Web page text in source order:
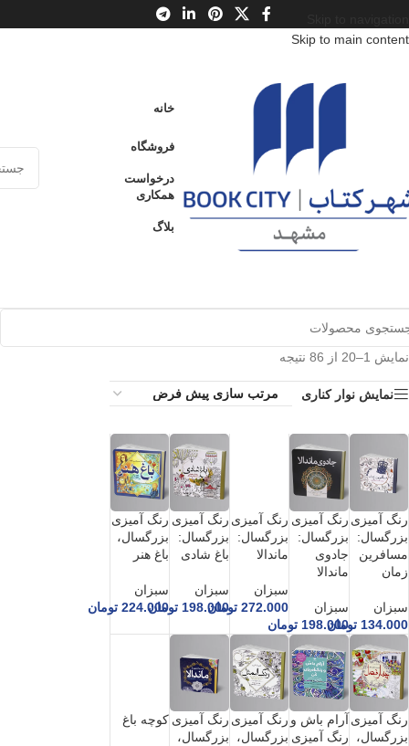
Skip to main content
خانه
فروشگاه
درخواست
همکاری
بلاگ
نمایش 1–20 از 86 نتیجه
نمایش نوار کناری
رنگ آمیزی
بزرگسال:
مسافرین
زمان
سبزان
134.000 تومان
رنگ آمیزی
بزرگسال:
جادوی
ماندالا
سبزان
198.000 تومان
رنگ آمیزی
بزرگسال:
ماندالا
سبزان
272.000 تومان
رنگ آمیزی
بزرگسال:
باغ شادی
سبزان
198.000 تومان
رنگ آمیزی
بزرگسال،
باغ هنر
سبزان
224.000 تومان
رنگ آمیزی
بزرگسال،
آرام باش و
رنگ آمیزی
رنگ آمیزی
بزرگسال،
رنگ آمیزی
بزرگسال،
کوچه باغ